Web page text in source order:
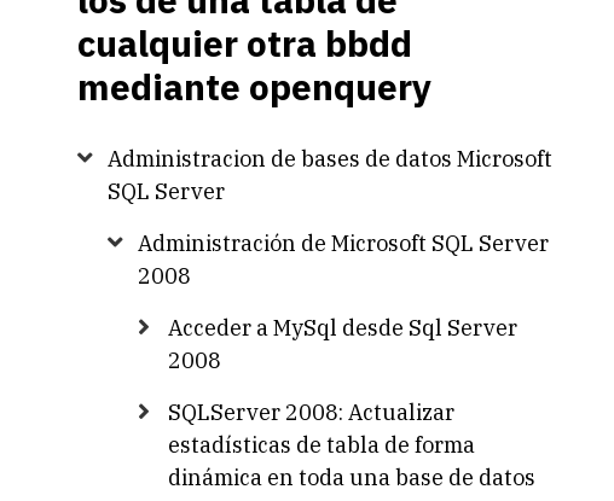
cualquier otra bbdd
mediante openquery
Administracion de bases de datos Microsoft
SQL Server
Administración de Microsoft SQL Server
2008
Acceder a MySql desde Sql Server
2008
SQLServer 2008: Actualizar
estadísticas de tabla de forma
dinámica en toda una base de datos